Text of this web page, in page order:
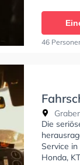
46
Die
Service
Honda,